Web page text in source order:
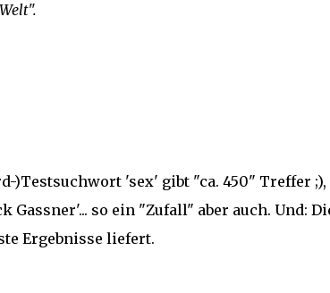
)Testsuchwort 'sex' gibt "ca. 450" Treffer ;),
so ein "Zufall" aber auch. Und:
Ergebnisse liefert.